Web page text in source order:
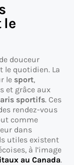
le
douceur
le quotidien. La
le sport,
et grâce aux
sportifs. Ces
rendez-vous
comme
dans
utiles existent
à l’image
au Canada.